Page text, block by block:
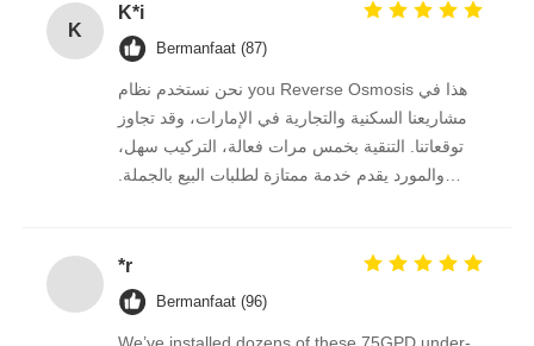
K
K*i
Bermanfaat (87)
نحن نستخدم نظام you Reverse Osmosis هذا في
مشاريعنا السكنية والتجارية في الإمارات، وقد تجاوز
توقعاتنا. التنقية بخمس مرات فعالة، التركيب سهل،
والمورد يقدم خدمة ممتازة لطلبات البيع بالجملة.
*r
Bermanfaat (96)
We’ve installed dozens of these 75GPD under-